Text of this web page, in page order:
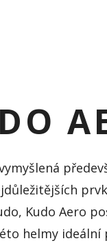
Kudo Aero
helmy ideální